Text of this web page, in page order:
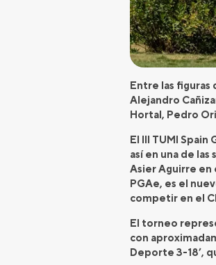
Entre las figuras
Alejandro
Hortal, Pedro
El III TUMI
así en una de
Asier Aguirre en
PGAe, es el
competir en el
El torneo
con
Deporte 3-18’,